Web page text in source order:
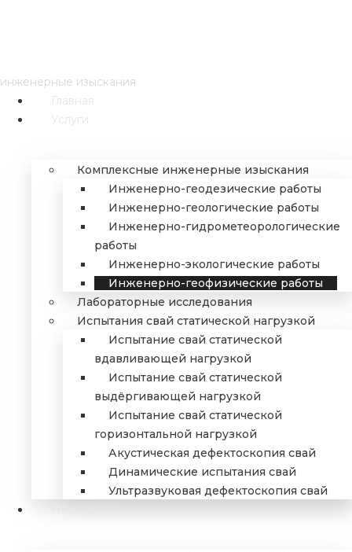
инженерные изыскания
Главная
Услуги
Комплексные инженерные изыскания
Инженерно-геодезические работы
Инженерно-геологические работы
Инженерно-гидрометеорологические
работы
Инженерно-экологические работы
Инженерно-геофизические работы
Лабораторные исследования
Испытания свай статической нагрузкой
Испытание свай статической
вдавливающей нагрузкой
Испытание свай статической
выдёргивающей нагрузкой
Испытание свай статической
горизонтальной нагрузкой
Акустическая дефектоскопия свай
Динамические испытания свай
Ультразвуковая дефектоскопия свай